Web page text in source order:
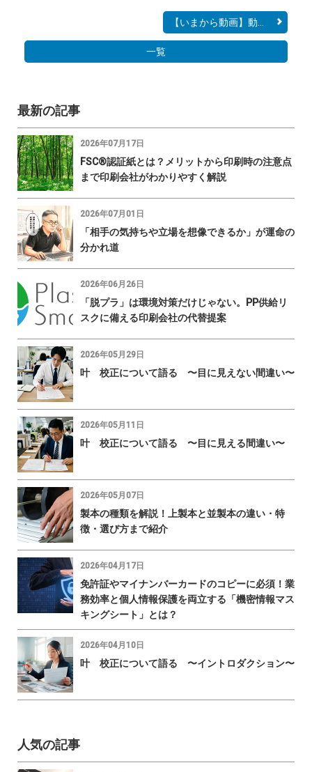
【いまから動画】動画を利...
一覧
最新の記事
2026年07月17日
FSC®認証紙とは？メリットから印刷時の注意点
まで印刷会社がわかりやすく解説
2026年07月01日
「相手の気持ちや立場を想像できるか」が運命の
分かれ道
2026年06月26日
「脱プラ」は環境対策だけじゃない。PP供給リ
スクに備える印刷会社の代替提案
2026年05月29日
叶 校正について語る 〜目に見えない間違い〜
2026年05月11日
叶 校正について語る 〜目に見える間違い〜
2026年05月07日
製本の種類を解説！上製本と並製本の違い・特
徴・選び方まで紹介
2026年04月17日
免許証やマイナンバーカードのコピーに必須！業
務効率と個人情報保護を両立する「機密情報マス
キングシート」とは？
2026年04月10日
叶 校正について語る 〜イントロダクション〜
人気の記事